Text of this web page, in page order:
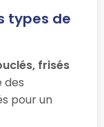
types de
frisés
des
pour un